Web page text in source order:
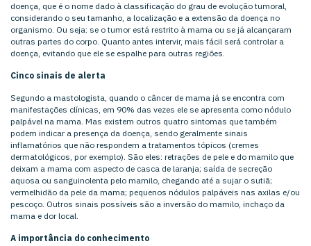
doença, que é o nome dado à classificação do grau de evolução tumoral,
considerando o seu tamanho, a localização e a extensão da doença no
organismo. Ou seja: se o tumor está restrito à mama ou se já alcançaram
outras partes do corpo. Quanto antes intervir, mais fácil será controlar a
doença, evitando que ele se espalhe para outras regiões.
Cinco sinais de alerta
Segundo a mastologista, quando o câncer de mama já se encontra com
manifestações clínicas, em 90% das vezes ele se apresenta como nódulo
palpável na mama. Mas existem outros quatro sintomas que também
podem indicar a presença da doença, sendo geralmente sinais
inflamatórios que não respondem a tratamentos tópicos (cremes
dermatológicos, por exemplo). São eles: retrações de pele e do mamilo que
deixam a mama com aspecto de casca de laranja; saída de secreção
aquosa ou sanguinolenta pelo mamilo, chegando até a sujar o sutiã;
vermelhidão da pele da mama; pequenos nódulos palpáveis nas axilas e/ou
pescoço. Outros sinais possíveis são a inversão do mamilo, inchaço da
mama e dor local.
A importância do conhecimento